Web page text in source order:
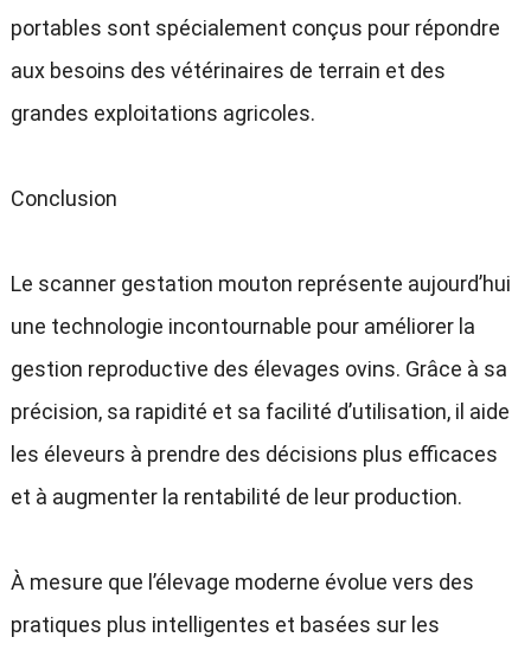
portables sont spécialement conçus pour répondre
aux besoins des vétérinaires de terrain et des
grandes exploitations agricoles.
Conclusion
Le scanner gestation mouton représente aujourd’hui
une technologie incontournable pour améliorer la
gestion reproductive des élevages ovins. Grâce à sa
précision, sa rapidité et sa facilité d’utilisation, il aide
les éleveurs à prendre des décisions plus efficaces
et à augmenter la rentabilité de leur production.
À mesure que l’élevage moderne évolue vers des
pratiques plus intelligentes et basées sur les